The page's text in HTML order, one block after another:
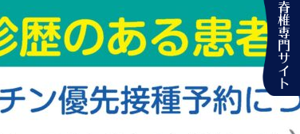
脊椎専門サイト